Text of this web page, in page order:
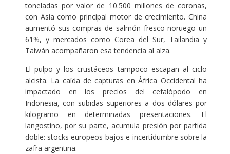
toneladas por valor de 10.500 millones de coronas,
con Asia como principal motor de crecimiento. China
aumentó sus compras de salmón fresco noruego un
61%, y mercados como Corea del Sur, Tailandia y
Taiwán acompañaron esa tendencia al alza.
El pulpo y los crustáceos tampoco escapan al ciclo
alcista. La caída de capturas en África Occidental ha
impactado en los precios del cefalópodo en
Indonesia, con subidas superiores a dos dólares por
kilogramo en determinadas presentaciones. El
langostino, por su parte, acumula presión por partida
doble: stocks europeos bajos e incertidumbre sobre la
zafra argentina.